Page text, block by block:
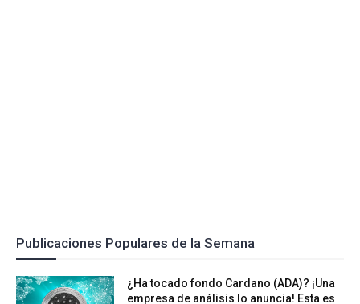
Publicaciones Populares de la Semana
¿Ha tocado fondo Cardano (ADA)? ¡Una
empresa de análisis lo anuncia! Esta es